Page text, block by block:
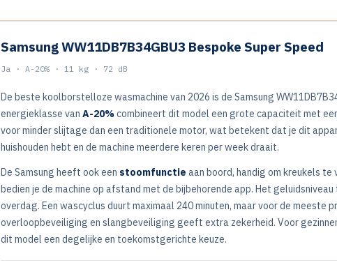
Samsung WW11DB7B34GBU3 Bespoke Super Speed
Ja · A-20% · 11 kg · 72 dB
De beste koolborstelloze wasmachine van 2026 is de Samsung
energieklasse van A-20%combineert dit model een grote capaciteit met
voor minder slijtage dan een traditionele motor, wat betekent dat je dit
huishouden hebt en de machine meerdere keren per week draait.
De Samsung heeft ook een stoomfunctie aan boord, handig om kreukels
bedien je de machine op afstand met de bijbehorende app. Het
overdag. Een wascyclus duurt maximaal 240 minuten, maar voor de
overloopbeveiliging en slangbeveiliging geeft extra zekerheid. Voor
dit model een degelijke en toekomstgerichte keuze.